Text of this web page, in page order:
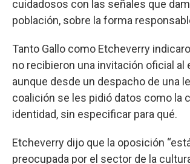
cuidadosos con las señales que
población, sobre la forma
Tanto Gallo como Etcheverry
no recibieron una invitación oficial al
aunque desde un despacho de una
coalición se les pidió datos como la
identidad, sin especificar para qué.
Etcheverry dijo que la oposición
preocupada por el sector de la